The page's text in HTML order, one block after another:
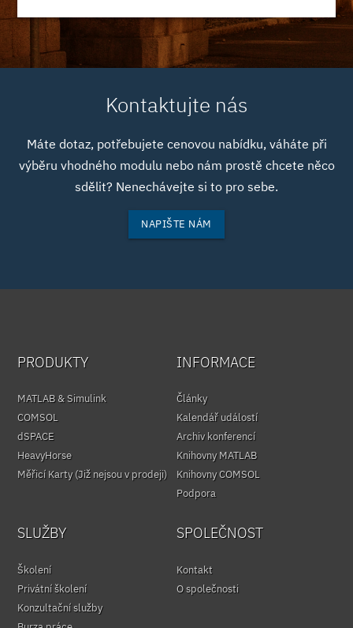
Kontaktujte nás
Máte dotaz, potřebujete cenovou nabídku, váháte při
výběru vhodného modulu nebo nám prostě chcete něco
sdělit? Nenechávejte si to pro sebe.
NAPIŠTE NÁM
PRODUKTY
MATLAB & Simulink
COMSOL
dSPACE
HeavyHorse
Měřicí Karty (Již nejsou v prodeji)
INFORMACE
Články
Kalendář událostí
Archiv konferencí
Knihovny MATLAB
Knihovny COMSOL
Podpora
SLUŽBY
Školení
Privátní školení
Konzultační služby
SPOLEČNOST
Kontakt
O společnosti